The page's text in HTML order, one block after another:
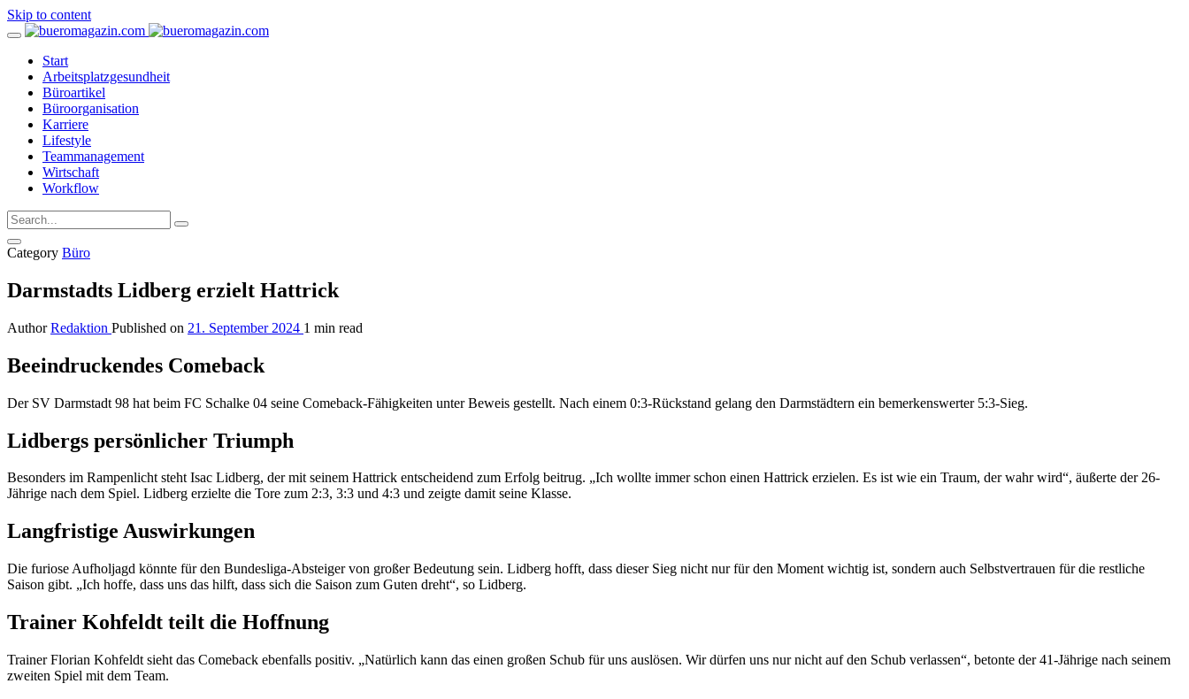
Skip to content
Start
Arbeitsplatzgesundheit
Büroartikel
Büroorganisation
Karriere
Lifestyle
Teammanagement
Wirtschaft
Workflow
Category Büro
Darmstadts Lidberg erzielt Hattrick
Author Redaktion Published on 21. September 2024 1 min read
Beeindruckendes Comeback
Der SV Darmstadt 98 hat beim FC Schalke 04 seine Comeback-Fähigkeiten unter Beweis gestellt. Nach einem 0:3-Rückstand gelang den Darmstädtern ein bemerkenswerter 5:3-Sieg.
Lidbergs persönlicher Triumph
Besonders im Rampenlicht steht Isac Lidberg, der mit seinem Hattrick entscheidend zum Erfolg beitrug. „Ich wollte immer schon einen Hattrick erzielen. Es ist wie ein Traum, der wahr wird“, äußerte der 26-
Jährige nach dem Spiel. Lidberg erzielte die Tore zum 2:3, 3:3 und 4:3 und zeigte damit seine Klasse.
Langfristige Auswirkungen
Die furiose Aufholjagd könnte für den Bundesliga-Absteiger von großer Bedeutung sein. Lidberg hofft, dass dieser Sieg nicht nur für den Moment wichtig ist, sondern auch Selbstvertrauen für die restliche
Saison gibt. „Ich hoffe, dass uns das hilft, dass sich die Saison zum Guten dreht“, so Lidberg.
Trainer Kohfeldt teilt die Hoffnung
Trainer Florian Kohfeldt sieht das Comeback ebenfalls positiv. „Natürlich kann das einen großen Schub für uns auslösen. Wir dürfen uns nur nicht auf den Schub verlassen“, betonte der 41-Jährige nach seinem
zweiten Spiel mit dem Team.